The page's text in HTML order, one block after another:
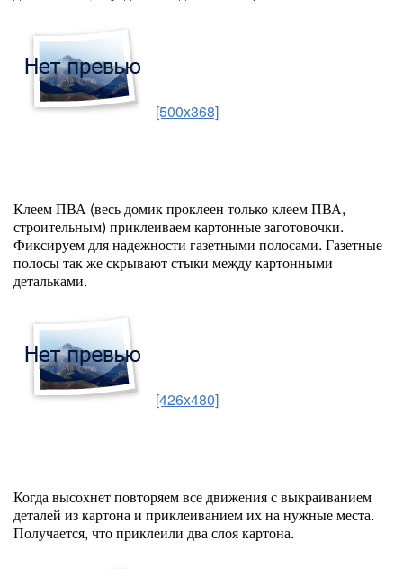
[500x368]
Клеем ПВА (весь домик проклеен только клеем ПВА,
строительным) приклеиваем картонные заготовочки.
Фиксируем для надежности газетными полосами. Газетные
полосы так же скрывают стыки между картонными
детальками.
[426x480]
Когда высохнет повторяем все движения с выкраиванием
деталей из картона и приклеиванием их на нужные места.
Получается, что приклеили два слоя картона.